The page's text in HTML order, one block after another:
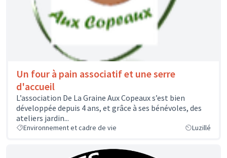
Un four à pain associatif et une serre
d'accueil
L’association De La Graine Aux Copeaux s’est bien
développée depuis 4 ans, et grâce à ses bénévoles, des
ateliers jardin...
Environnement et cadre de vie Luzillé